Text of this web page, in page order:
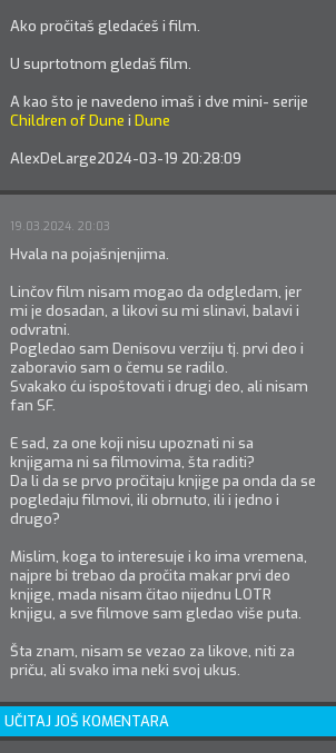
Ako pročitaš gledaćeš i film.
U suprtotnom gledaš film.
A kao što je navedeno imaš i dve mini- serije
Children of Dune i Dune
AlexDeLarge2024-03-19 20:28:09
19.03.2024. 20:03
Hvala na pojašnjenjima.
Linčov film nisam mogao da odgledam, jer
mi je dosadan, a likovi su mi slinavi, balavi i
odvratni.
Pogledao sam Denisovu verziju tj. prvi deo i
zaboravio sam o čemu se radilo.
Svakako ću ispoštovati i drugi deo, ali nisam
fan SF.
E sad, za one koji nisu upoznati ni sa
knjigama ni sa filmovima, šta raditi?
Da li da se prvo pročitaju knjige pa onda da se
pogledaju filmovi, ili obrnuto, ili i jedno i
drugo?
Mislim, koga to interesuje i ko ima vremena,
najpre bi trebao da pročita makar prvi deo
knjige, mada nisam čitao nijednu LOTR
knjigu, a sve filmove sam gledao više puta.
Šta znam, nisam se vezao za likove, niti za
priču, ali svako ima neki svoj ukus.
UČITAJ JOŠ KOMENTARA